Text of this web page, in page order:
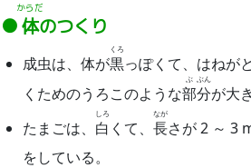
体
からだ
のつくり
成虫は、体が黒
くろ
っぽくて、はねが
くためのうろこのような部
ぶ
分
ぶん
が大
たまごは、 白
しろ
くて、 長
なが
さが 2 ～ 3
をしている。